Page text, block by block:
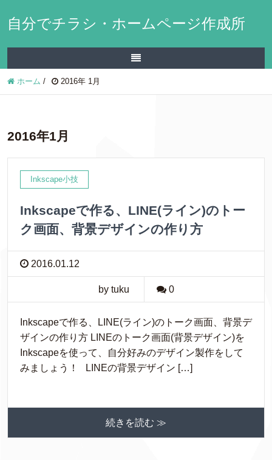
自分でチラシ・ホームページ作成所
ホーム / 2016年 1月
2016年1月
Inkscape小技
Inkscapeで作る、LINE(ライン)のトー
ク画面、背景デザインの作り方
2016.01.12
by tuku 0
Inkscapeで作る、LINE(ライン)のトーク画面、背景デ
ザインの作り方 LINEのトーク画面(背景デザイン)を
Inkscapeを使って、自分好みのデザイン製作をして
みましょう！ LINEの背景デザイン […]
続きを読む ≫